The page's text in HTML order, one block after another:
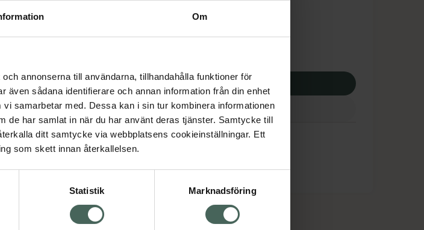
Om
annonserna till användarna, tillhandahålla funktioner för
sådana identifierare och annan information från din enhet
samarbetar med. Dessa kan i sin tur kombinera informationen
de har samlat in när du har använt deras tjänster. Samtycke till
ditt samtycke via webbplatsens cookieinställningar. Ett
som skett innan återkallelsen.
Statistik Marknadsföring
522,50 kr
Köp via ditt recept
Aktuella erbjudanden
Om recept och läkemedel